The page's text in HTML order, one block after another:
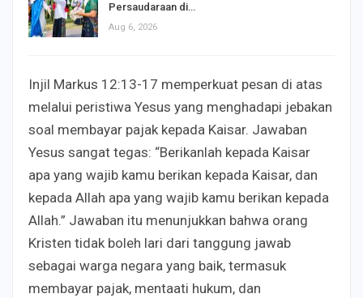
Persaudaraan di…
Aug 6, 2026
Injil Markus 12:13-17 memperkuat pesan di atas
melalui peristiwa Yesus yang menghadapi jebakan
soal membayar pajak kepada Kaisar. Jawaban
Yesus sangat tegas: “Berikanlah kepada Kaisar
apa yang wajib kamu berikan kepada Kaisar, dan
kepada Allah apa yang wajib kamu berikan kepada
Allah.” Jawaban itu menunjukkan bahwa orang
Kristen tidak boleh lari dari tanggung jawab
sebagai warga negara yang baik, termasuk
membayar pajak, mentaati hukum, dan